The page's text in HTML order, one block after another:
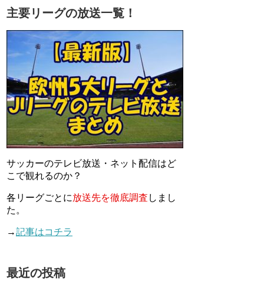
主要リーグの放送一覧！
サッカーのテレビ放送・ネット配信はど
こで観れるのか？
各リーグごとに放送先を徹底調査 しまし
た。
→記事はコチラ
最近の投稿